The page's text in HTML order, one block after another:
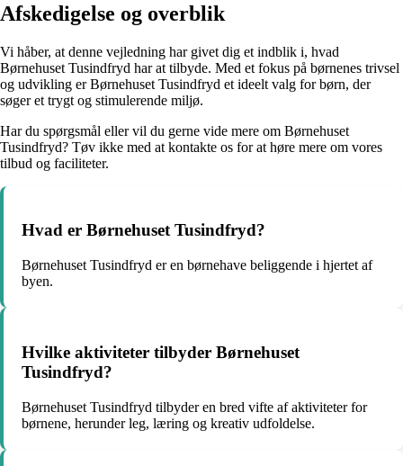
Afskedigelse og overblik
Vi håber, at denne vejledning har givet dig et indblik i, hvad
Børnehuset Tusindfryd har at tilbyde. Med et fokus på børnenes trivsel
og udvikling er Børnehuset Tusindfryd et ideelt valg for børn, der
søger et trygt og stimulerende miljø.
Har du spørgsmål eller vil du gerne vide mere om Børnehuset
Tusindfryd? Tøv ikke med at kontakte os for at høre mere om vores
tilbud og faciliteter.
Hvad er Børnehuset Tusindfryd?
Børnehuset Tusindfryd er en børnehave beliggende i hjertet af
byen.
Hvilke aktiviteter tilbyder Børnehuset
Tusindfryd?
Børnehuset Tusindfryd tilbyder en bred vifte af aktiviteter for
børnene, herunder leg, læring og kreativ udfoldelse.